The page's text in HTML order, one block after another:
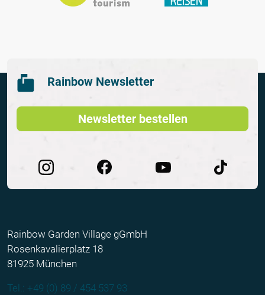
Rainbow Newsletter
Newsletter bestellen
Rainbow Garden Village gGmbH
Rosenkavalierplatz 18
81925 München
Tel.: +49 (0) 89 / 454 537 93